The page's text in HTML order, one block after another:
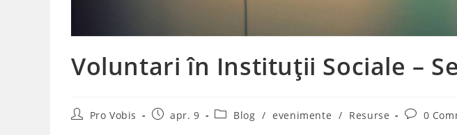
Voluntari în Instituții Sociale –
PostPro Vobis
Postapr. 9
PostBlog / evenimente / Resurse
Post0